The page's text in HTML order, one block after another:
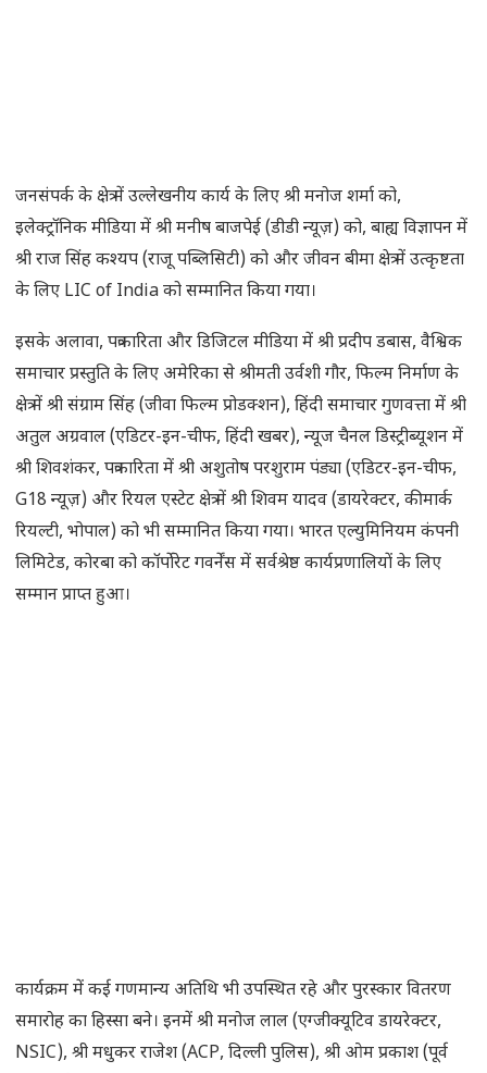
जनसंपर्क के क्षेत्र में उल्लेखनीय कार्य के लिए श्री मनोज शर्मा को,
इलेक्ट्रॉनिक मीडिया में श्री मनीष बाजपेई (डीडी न्यूज़) को, बाह्य विज्ञापन में
श्री राज सिंह कश्यप (राजू पब्लिसिटी) को और जीवन बीमा क्षेत्र में उत्कृष्टता
के लिए LIC of India को सम्मानित किया गया।
इसके अलावा, पत्रकारिता और डिजिटल मीडिया में श्री प्रदीप डबास, वैश्विक
समाचार प्रस्तुति के लिए अमेरिका से श्रीमती उर्वशी गौर, फिल्म निर्माण के
क्षेत्र में श्री संग्राम सिंह (जीवा फिल्म प्रोडक्शन), हिंदी समाचार गुणवत्ता में श्री
अतुल अग्रवाल (एडिटर-इन-चीफ, हिंदी खबर), न्यूज चैनल डिस्ट्रीब्यूशन में
श्री शिवशंकर, पत्रकारिता में श्री अशुतोष परशुराम पंड्या (एडिटर-इन-चीफ,
G18 न्यूज़) और रियल एस्टेट क्षेत्र में श्री शिवम यादव (डायरेक्टर, कीमार्क
रियल्टी, भोपाल) को भी सम्मानित किया गया। भारत एल्युमिनियम कंपनी
लिमिटेड, कोरबा को कॉर्पोरेट गवर्नेंस में सर्वश्रेष्ठ कार्यप्रणालियों के लिए
सम्मान प्राप्त हुआ।
कार्यक्रम में कई गणमान्य अतिथि भी उपस्थित रहे और पुरस्कार वितरण
समारोह का हिस्सा बने। इनमें श्री मनोज लाल (एग्जीक्यूटिव डायरेक्टर,
NSIC), श्री मधुकर राजेश (ACP, दिल्ली पुलिस), श्री ओम प्रकाश (पूर्व